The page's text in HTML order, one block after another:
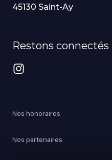
45130 Saint-Ay
Restons connectés
Nos honoraires
Nos partenaires